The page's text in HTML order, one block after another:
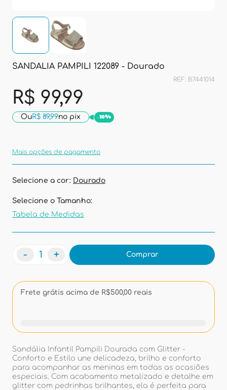
SANDALIA PAMPILI 122089 - Dourado
REF: B7441014
R$ 99,99
OuR$ 89,99no pix -10%
Mais opções de pagamento
Selecione a cor: Dourado
Selecione o Tamanho:
Tabela de Medidas
- + Comprar
Frete grátis acima de R$500,00 reais
Sandália Infantil Pampili Dourada com Glitter -
Conforto e Estilo une delicadeza, brilho e conforto
para acompanhar as meninas em todas as ocasiões
especiais. Com acabamento metalizado e detalhe em
glitter com pedrinhas brilhantes, ela é perfeita para